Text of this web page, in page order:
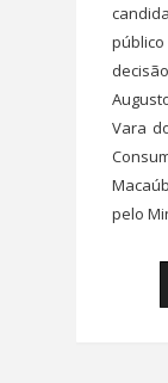
Vara
pelo